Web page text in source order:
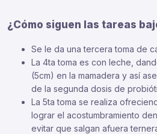
¿Cómo siguen las tareas
Se le da una tercera toma de
La 4ta toma es con leche,
(5cm) en la mamadera y así
de la segunda dosis de
La 5ta toma se realiza
lograr el acostumbramiento
evitar que salgan afuera